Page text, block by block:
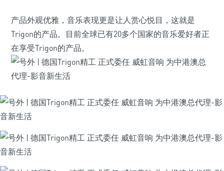
产品外观优雅，音乐表现更是让人赏心悦目，这就是
Trigon的产品。目前全球已有20多个国家的音乐爱好者正
在享受Trigon的产品。